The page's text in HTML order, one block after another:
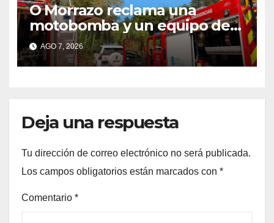
O Morrazo reclama una
motobomba y un equipo de
brigadistas contra incendios
ante el aumento de conatos
de fuego en la comarca
AGO 7, 2026
Deja una respuesta
Tu dirección de correo electrónico no será publicada.
Los campos obligatorios están marcados con *
Comentario *